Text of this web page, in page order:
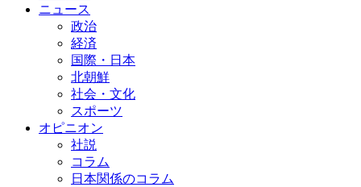
ニュース
政治
経済
国際・日本
北朝鮮
社会・文化
スポーツ
オピニオン
社説
コラム
日本関係のコラム